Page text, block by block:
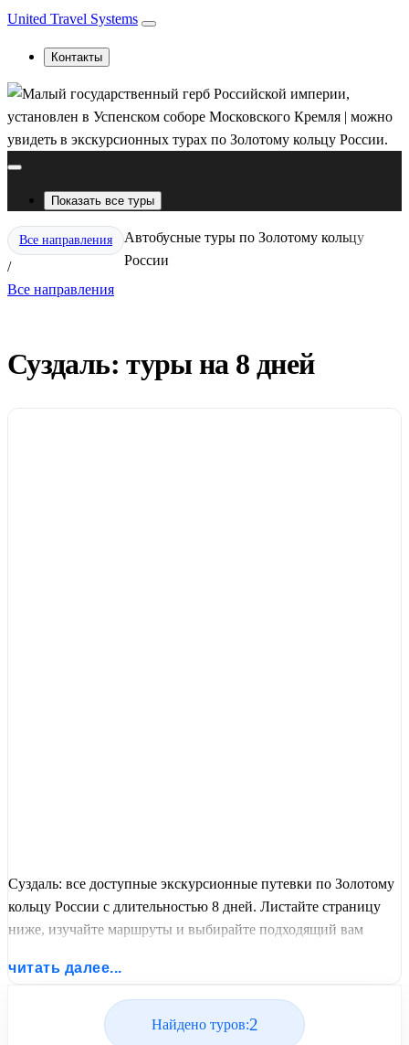
United Travel Systems
Контакты
Показать все туры
Все направления
/
Автобусные туры по Золотому кольцу
России
Все направления
Суздаль: туры на 8 дней
Суздаль: все доступные экскурсионные путевки по Золотому
кольцу России с длительностью 8 дней. Листайте страницу
ниже, изучайте маршруты и выбирайте подходящий вам
United Travel Systems.
читать далее...
Найдено туров:2